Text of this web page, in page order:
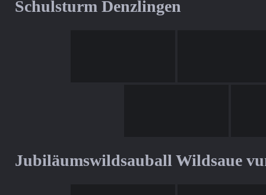
Schulsturm Denzlingen
Jubiläumswildsauball Wildsaue